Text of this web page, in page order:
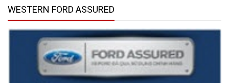
WESTERN FORD ASSURED